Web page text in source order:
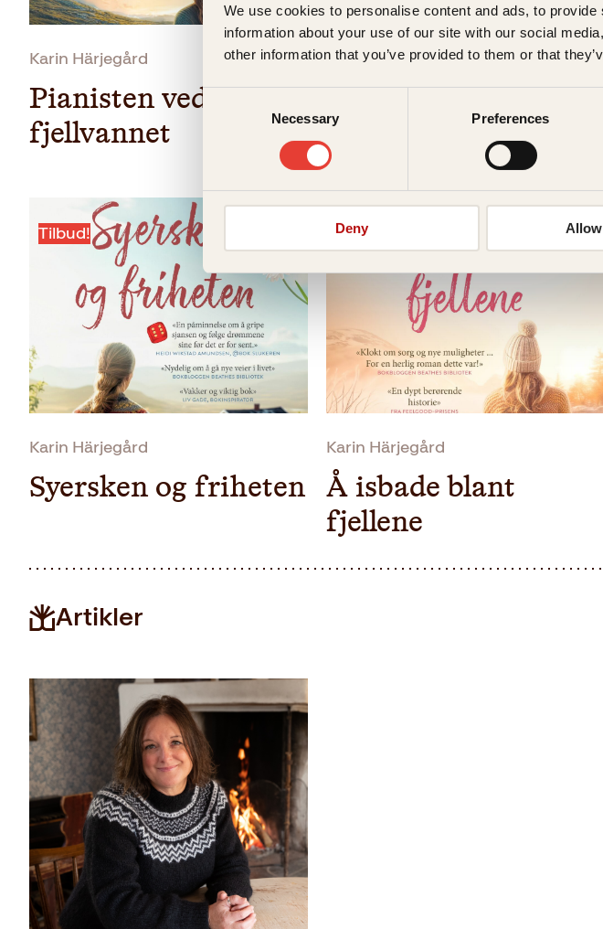
We use cookies to personalise content and ads, to
information about your use of our site with our social
other information that you’ve provided to them or that
Consent
Necessary Preferences
Deny
Karin Härjegård
Pianisten ved
fjellvannet
Karin Härjegård
vårflommen
Kjøp
Tilbud!
Karin Härjegård
Syersken og friheten
Innbundet399krKjøp
Karin Härjegård
Å isbade blant
fjellene
Artikler